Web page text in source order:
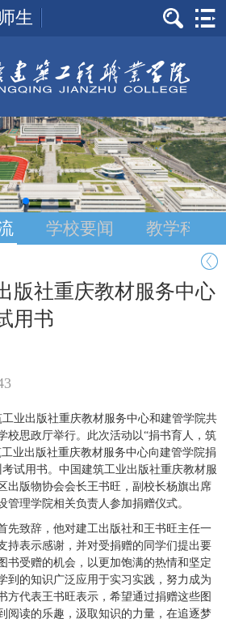
生
学校要闻 教学科研
版社重庆教材服务中心
用书
业出版社重庆教材服务中心和建管学院共
校思政厅举行。此次活动以“捐书育人，筑
业出版社重庆教材服务中心向建管学院捐
试用书。中国建筑工业出版社重庆教材服
出版物协会会长王书旺，副校长杨旗出席
管理学院相关负责人参加捐赠仪式。
先致辞，他对建工出版社和王书旺主任一
持表示感谢，并对受捐赠的同学们提出要
书受赠的机会，以更加饱满的热情和坚定
到的知识广泛应用于实习实践，努力成为
方代表王书旺表示，希望通过捐赠这些图
阅读的乐趣，汲取知识的力量，在追逐梦